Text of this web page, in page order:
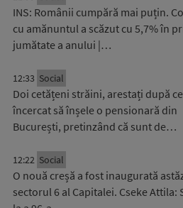
INS: Românii cumpără mai puțin.
cu amănuntul a scăzut cu 5,7% în
jumătate a anului |…
12:33 Social
Doi cetățeni străini, arestați după
încercat să înșele o pensionară din
București, pretinzând că sunt de…
12:22 Social
O nouă creșă a fost inaugurată
sectorul 6 al Capitalei. Cseke Attila: